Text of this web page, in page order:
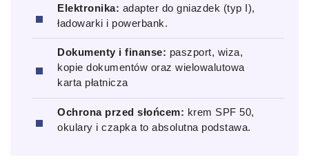
Elektronika: adapter do gniazdek (typ I),
ładowarki i powerbank.
Dokumenty i finanse: paszport, wiza,
kopie dokumentów oraz wielowalutowa
karta płatnicza
Ochrona przed słońcem: krem SPF 50,
okulary i czapka to absolutna podstawa.